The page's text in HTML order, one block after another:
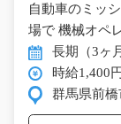
自動車のミッ
場で 機械オペ
長期（3ヶ
時給1,400円
群馬県前橋